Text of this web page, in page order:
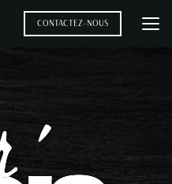
CONTACTEZ-NOUS